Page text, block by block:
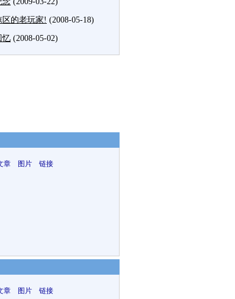
的老玩家! (2008-05-18)
忆 (2008-05-02)
章 图片 链接
章 图片 链接